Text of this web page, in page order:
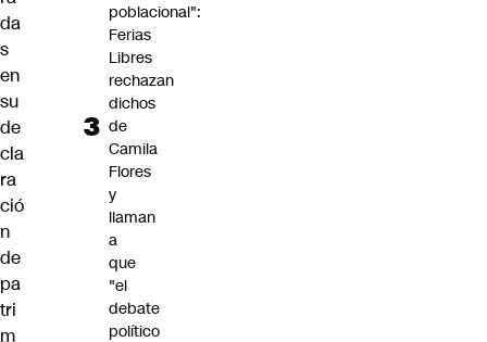
da
s
en
su
de
cla
ra
ció
n
de
pa
tri
m
poblacional":
Ferias
Libres
rechazan
dichos
de
Camila
Flores
y
llaman
a
que
"el
debate
político